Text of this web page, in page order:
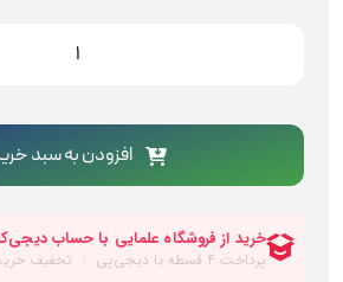
مدل
AG11507
افزودن به سبد خرید